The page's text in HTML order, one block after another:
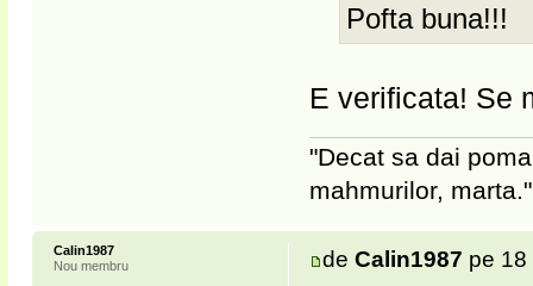
Pofta buna!!!
E verificata! Se
"Decat sa dai
mahmurilor,
deCalin1987 pe
Calin1987
Nou membru